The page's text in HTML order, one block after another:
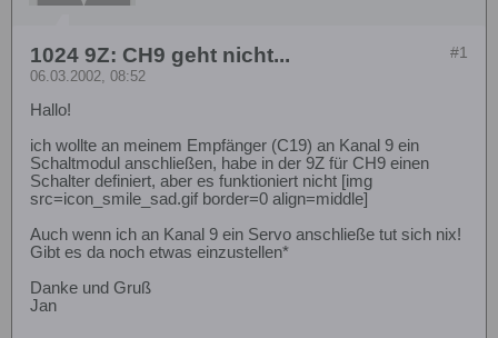
#1
1024 9Z: CH9 geht nicht...
06.03.2002, 08:52
Hallo!
ich wollte an meinem Empfänger (C19) an Kanal 9 ein
Schaltmodul anschließen, habe in der 9Z für CH9 einen
Schalter definiert, aber es funktioniert nicht [img
src=icon_smile_sad.gif border=0 align=middle]
Auch wenn ich an Kanal 9 ein Servo anschließe tut sich nix!
Gibt es da noch etwas einzustellen*
Danke und Gruß
Jan